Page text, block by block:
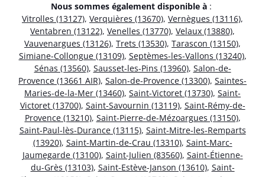
Nous sommes également disponible à :
Vitrolles (13127), Verquières (13670), Vernègues (13116),
Ventabren (13122), Venelles (13770), Velaux (13880),
Vauvenargues (13126), Trets (13530), Tarascon (13150),
Simiane-Collongue (13109), Septèmes-les-Vallons (13240),
Sénas (13560), Sausset-les-Pins (13960), Salon-de-
Provence (13661 AIR), Salon-de-Provence (13300), Saintes-
Maries-de-la-Mer (13460), Saint-Victoret (13730), Saint-
Victoret (13700), Saint-Savournin (13119), Saint-Rémy-de-
Provence (13210), Saint-Pierre-de-Mézoargues (13150),
Saint-Paul-lès-Durance (13115), Saint-Mitre-les-Remparts
(13920), Saint-Martin-de-Crau (13310), Saint-Marc-
Jaumegarde (13100), Saint-Julien (83560), Saint-Étienne-
du-Grès (13103), Saint-Estève-Janson (13610), Saint-